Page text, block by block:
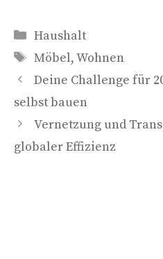
Kategorien
Haushalt
Schlagwörter
Möbel,Wohnen
Deine Challenge für
selbst bauen
Vernetzung und
globaler Effizienz